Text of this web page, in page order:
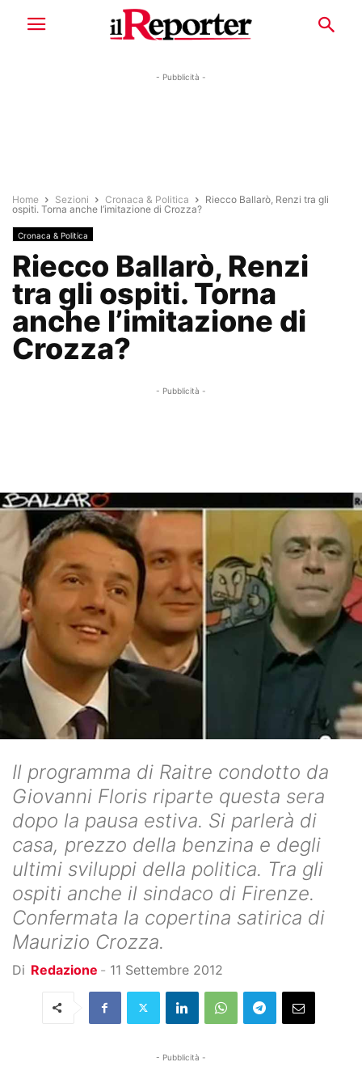
- Pubblicità -
Home Sezioni Cronaca & Politica
Riecco Ballarò, Renzi tra gli
ospiti. Torna anche l’imitazione di Crozza?
Cronaca & Politica
Riecco Ballarò, Renzi
tra gli ospiti. Torna
anche l’imitazione di
Crozza?
- Pubblicità -
Il programma di Raitre condotto da
Giovanni Floris riparte questa sera
dopo la pausa estiva. Si parlerà di
casa, prezzo della benzina e degli
ultimi sviluppi della politica. Tra gli
ospiti anche il sindaco di Firenze.
Confermata la copertina satirica di
Maurizio Crozza.
Di Redazione - 11 Settembre 2012
- Pubblicità -